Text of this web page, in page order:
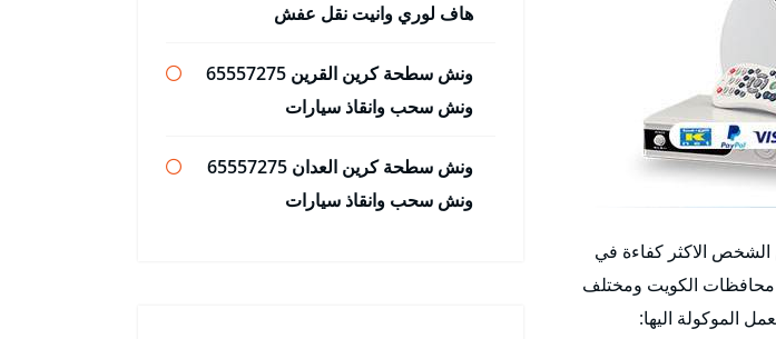
الاكثر كفاءة في
محافظات الكويت ومختلف
الموكولة اليها:
هاف لوري وانيت نقل عفش
ونش سطحة كرين القرين 65557275
ونش سحب وانقاذ سيارات
ونش سطحة كرين العدان 65557275
ونش سحب وانقاذ سيارات